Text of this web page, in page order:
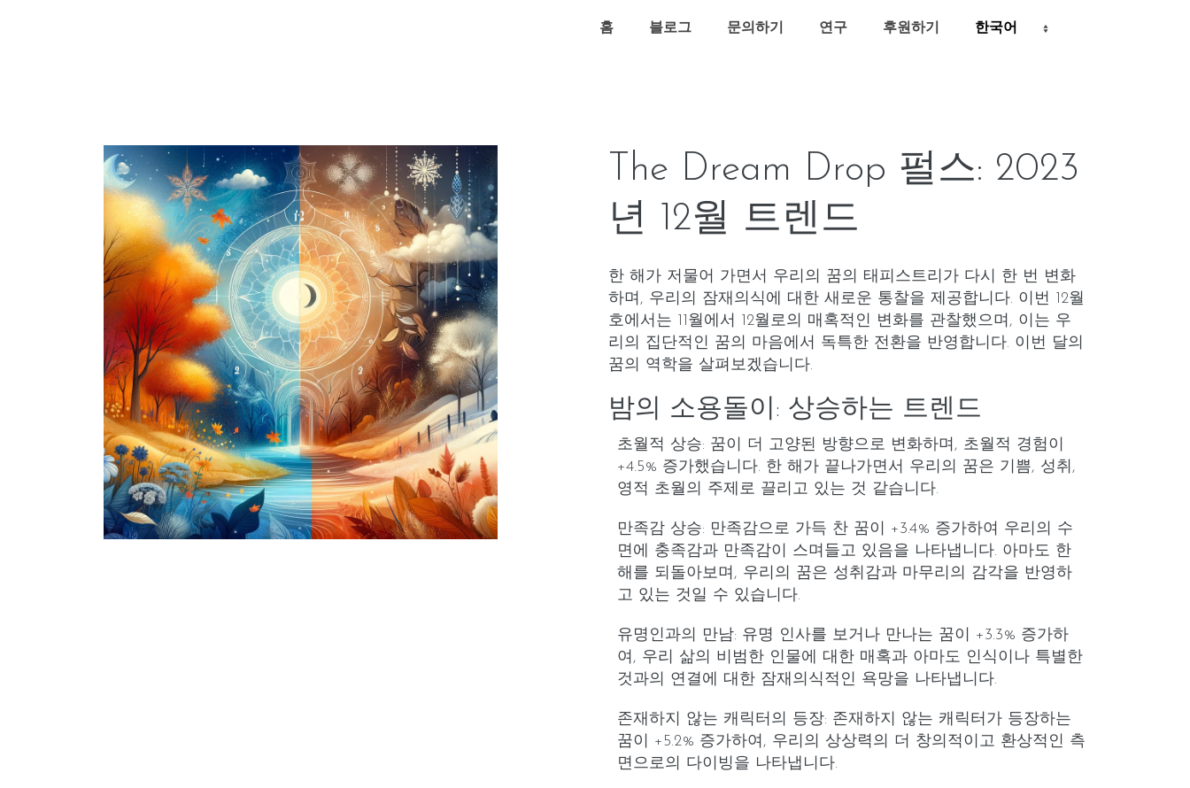
홈 블로그 문의하기 연구 후원하기
The Dream Drop 펄스: 2023
년 12월 트렌드
한 해가 저물어 가면서 우리의 꿈의 태피스트리가 다시 한 번 변화
하며, 우리의 잠재의식에 대한 새로운 통찰을 제공합니다. 이번 12월
호에서는 11월에서 12월로의 매혹적인 변화를 관찰했으며, 이는 우
리의 집단적인 꿈의 마음에서 독특한 전환을 반영합니다. 이번 달의
꿈의 역학을 살펴보겠습니다.
밤의 소용돌이: 상승하는 트렌드
초월적 상승: 꿈이 더 고양된 방향으로 변화하며, 초월적 경험이
+4.5% 증가했습니다. 한 해가 끝나가면서 우리의 꿈은 기쁨, 성취,
영적 초월의 주제로 끌리고 있는 것 같습니다.
만족감 상승: 만족감으로 가득 찬 꿈이 +3.4% 증가하여 우리의 수
면에 충족감과 만족감이 스며들고 있음을 나타냅니다. 아마도 한
해를 되돌아보며, 우리의 꿈은 성취감과 마무리의 감각을 반영하
고 있는 것일 수 있습니다.
유명인과의 만남: 유명 인사를 보거나 만나는 꿈이 +3.3% 증가하
여, 우리 삶의 비범한 인물에 대한 매혹과 아마도 인식이나 특별한
것과의 연결에 대한 잠재의식적인 욕망을 나타냅니다.
존재하지 않는 캐릭터의 등장: 존재하지 않는 캐릭터가 등장하는
꿈이 +5.2% 증가하여, 우리의 상상력의 더 창의적이고 환상적인 측
면으로의 다이빙을 나타냅니다.